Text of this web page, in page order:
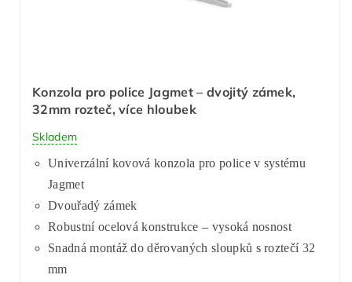
Konzola pro police Jagmet – dvojitý zámek,
32mm rozteč, více hloubek
Skladem
Univerzální kovová konzola pro police v systému
Jagmet
Dvouřadý zámek
Robustní ocelová konstrukce – vysoká nosnost
Snadná montáž do děrovaných sloupků s roztečí 32
mm